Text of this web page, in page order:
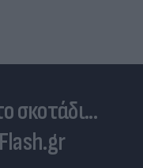
σκοτάδι...